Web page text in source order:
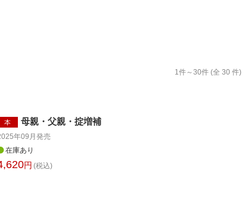
1 件～30件 (全 30 件)
本 母親・父親・掟増補
年09月発売
在庫あり
円 (税込)